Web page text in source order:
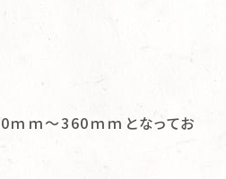
ｍｍ～360ｍｍとなってお